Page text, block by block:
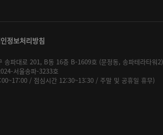
정보처리방침
송파대로 201, B동 16층 B-1609호 (문정동, 송파테라타워2)
서울송파-3233호
/ 점심시간 12:30~13:30 / 주말 및 공휴일 휴무)